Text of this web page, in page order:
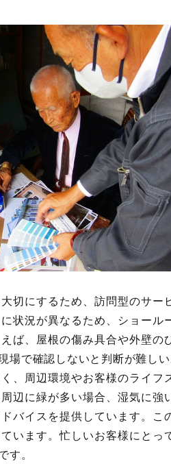
切にするため、訪問型のサー
状況が異なるため、ショール
ば、屋根の傷み具合や外壁の
場で確認しないと判断が難しい
、周辺環境やお客様のライフ
辺に緑が多い場合、湿気に強
バイスを提供しています。こ
います。忙しいお客様にとっ
す。